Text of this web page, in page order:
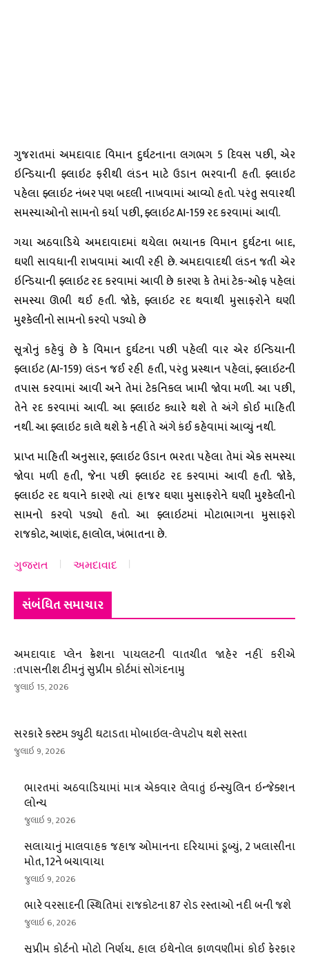
ગુજરાતમાં અમદાવાદ વિમાન દુર્ઘટનાના લગભગ 5 દિવસ પછી, એર
ઇન્ડિયાની ફ્લાઇટ ફરીથી લંડન માટે ઉડાન ભરવાની હતી. ફ્લાઇટ
પહેલા ફ્લાઇટ નંબર પણ બદલી નાખવામાં આવ્યો હતો. પરંતુ સવારથી
સમસ્યાઓનો સામનો કર્યા પછી, ફ્લાઇટ AI-159 રદ કરવામાં આવી.
ગયા અઠવાડિયે અમદાવાદમાં થયેલા ભયાનક વિમાન દુર્ઘટના બાદ,
ઘણી સાવધાની રાખવામાં આવી રહી છે. અમદાવાદથી લંડન જતી એર
ઇન્ડિયાની ફ્લાઇટ રદ કરવામાં આવી છે કારણ કે તેમાં ટેક-ઓફ પહેલાં
સમસ્યા ઊભી થઈ હતી. જોકે, ફ્લાઇટ રદ થવાથી મુસાફરોને ઘણી
મુશ્કેલીનો સામનો કરવો પડ્યો છે
સૂત્રોનું કહેવું છે કે વિમાન દુર્ઘટના પછી પહેલી વાર એર ઇન્ડિયાની
ફ્લાઇટ (AI-159) લંડન જઈ રહી હતી, પરંતુ પ્રસ્થાન પહેલાં, ફ્લાઇટની
તપાસ કરવામાં આવી અને તેમાં ટેકનિકલ ખામી જોવા મળી. આ પછી,
તેને રદ કરવામાં આવી. આ ફ્લાઇટ ક્યારે થશે તે અંગે કોઈ માહિતી
નથી. આ ફ્લાઇટ કાલે થશે કે નહીં તે અંગે કંઈ કહેવામાં આવ્યું નથી.
પ્રાપ્ત માહિતી અનુસાર, ફ્લાઇટ ઉડાન ભરતા પહેલા તેમાં એક સમસ્યા
જોવા મળી હતી, જેના પછી ફ્લાઇટ રદ કરવામાં આવી હતી. જોકે,
ફ્લાઇટ રદ થવાને કારણે ત્યાં હાજર ઘણા મુસાફરોને ઘણી મુશ્કેલીનો
સામનો કરવો પડ્યો હતો. આ ફ્લાઇટમાં મોટાભાગના મુસાફરો
રાજકોટ, આણંદ, હાલોલ, ખંભાતના છે.
ગુજરાત અમદાવાદ
સંબંધિત સમાચાર
અમદાવાદ પ્લેન ક્રેશના પાયલટની વાતચીત જાહેર નહીં કરીએ
:તપાસનીશ ટીમનું સુપ્રીમ કોર્ટમાં સોગંદનામુ
જુલાઇ 15, 2026
સરકારે કસ્ટમ ડ્યુટી ઘટાડતા મોબાઇલ-લેપટોપ થશે સસ્તા
જુલાઇ 9, 2026
ભારતમાં અઠવાડિયામાં માત્ર એકવાર લેવાતું ઇન્સ્યુલિન ઇન્જેક્શન
લોન્ચ
જુલાઇ 9, 2026
સલાયાનું માલવાહક જહાજ ઓમાનના દરિયામાં ડૂબ્યું, 2 ખલાસીના
મોત, 12ને બચાવાયા
જુલાઇ 9, 2026
ભારે વરસાદની સ્થિતિમાં રાજકોટના 87 રોડ રસ્તાઓ નદી બની જશે
જુલાઇ 6, 2026
સુપ્રીમ કોર્ટનો મોટો નિર્ણય, હાલ ઇથેનોલ ફાળવણીમાં કોઈ ફેરફાર